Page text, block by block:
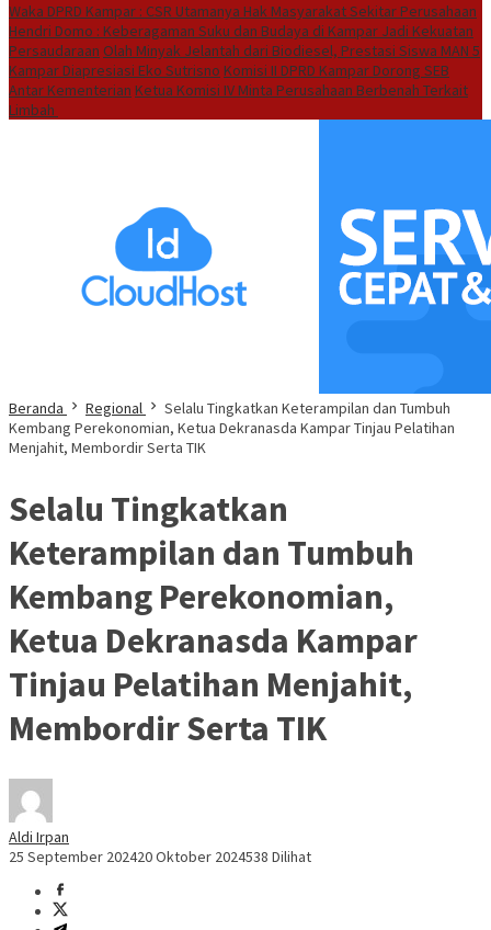
Waka DPRD Kampar : CSR Utamanya Hak Masyarakat Sekitar Perusahaan
Hendri Domo : Keberagaman Suku dan Budaya di Kampar Jadi Kekuatan
Persaudaraan Olah Minyak Jelantah dari Biodiesel, Prestasi Siswa MAN 5
Kampar Diapresiasi Eko Sutrisno Komisi II DPRD Kampar Dorong SEB
Antar Kementerian Ketua Komisi IV Minta Perusahaan Berbenah Terkait
Limbah
Beranda Regional
Selalu Tingkatkan Keterampilan dan Tumbuh
Kembang Perekonomian, Ketua Dekranasda Kampar Tinjau Pelatihan
Menjahit, Membordir Serta TIK
Selalu Tingkatkan
Keterampilan dan Tumbuh
Kembang Perekonomian,
Ketua Dekranasda Kampar
Tinjau Pelatihan Menjahit,
Membordir Serta TIK
Aldi Irpan
25 September 202420 Oktober 2024538 Dilihat